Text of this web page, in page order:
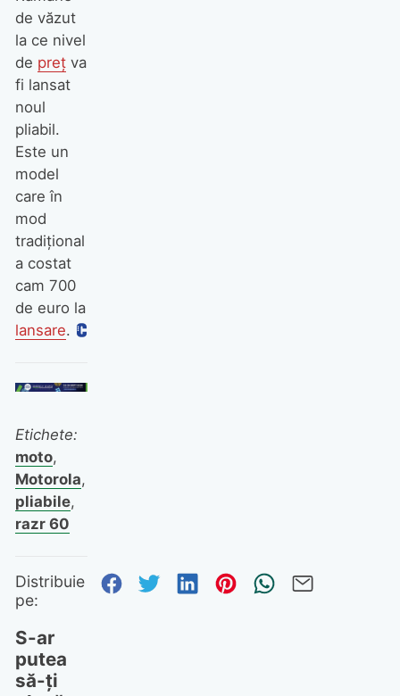
de văzut
la ce nivel
de prețva
fi lansat
noul
pliabil.
Este un
model
care în
mod
tradițional
a costat
cam 700
de euro la
lansare.
Etichete:
moto,
Motorola,
pliabile,
razr 60
Distribuie
pe:
Distribuie pe Facebook
Distribuie pe Twitter
Distribuie pe
Distribuie pe
Trimite
S-ar
putea
să-ți